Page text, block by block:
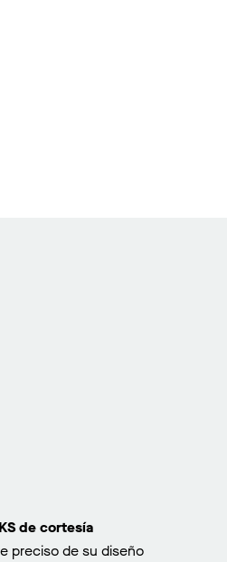
de cortesía
preciso de su diseño